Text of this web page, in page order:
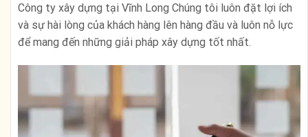
Công ty xây dựng tại Vĩnh Long Chúng tôi luôn đặt lợi ích
và sự hài lòng của khách hàng lên hàng đầu và luôn nỗ lực
để mang đến những giải pháp xây dựng tốt nhất.